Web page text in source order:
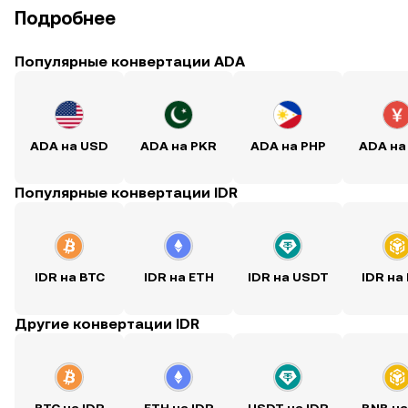
Подробнее
Популярные конвертации ADA
ADA на USD ADA на PKR ADA на PHP ADA на
Популярные конвертации IDR
IDR на BTC IDR на ETH IDR на USDT IDR на
Другие конвертации IDR